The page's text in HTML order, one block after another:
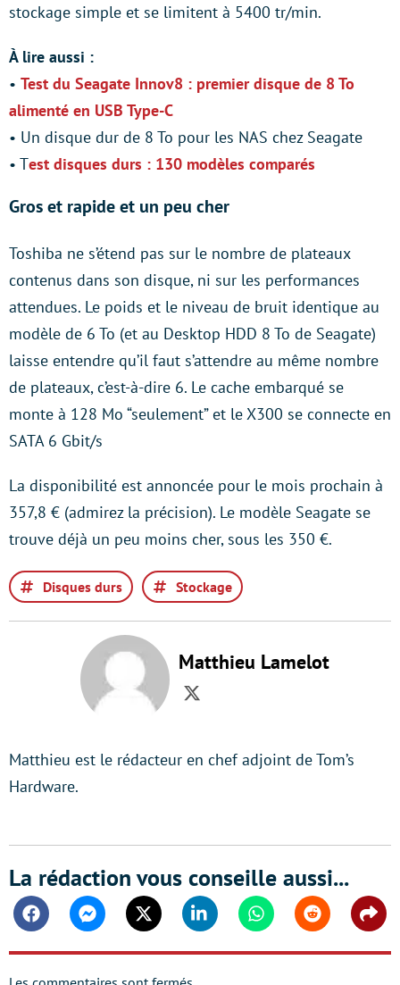
stockage simple et se limitent à 5400 tr/min.
À lire aussi :
• Test du Seagate Innov8 : premier disque de 8 To
alimenté en USB Type-C
• Un disque dur de 8 To pour les NAS chez Seagate
• Test disques durs : 130 modèles comparés
Gros et rapide et un peu cher
Toshiba ne s’étend pas sur le nombre de plateaux
contenus dans son disque, ni sur les performances
attendues. Le poids et le niveau de bruit identique au
modèle de 6 To (et au Desktop HDD 8 To de Seagate)
laisse entendre qu’il faut s’attendre au même nombre
de plateaux, c’est-à-dire 6. Le cache embarqué se
monte à 128 Mo “seulement” et le X300 se connecte en
SATA 6 Gbit/s
La disponibilité est annoncée pour le mois prochain à
357,8 € (admirez la précision). Le modèle Seagate se
trouve déjà un peu moins cher, sous les 350 €.
Disques durs Stockage
Matthieu Lamelot
Twitter
Matthieu est le rédacteur en chef adjoint de Tom’s
Hardware.
La rédaction vous conseille aussi...
FacebookMessengerTwitter Linkedin WhatsappReddit